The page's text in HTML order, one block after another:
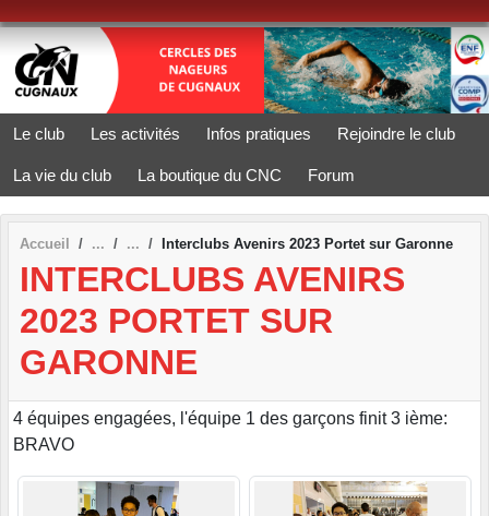
Le club Les activités Infos pratiques Rejoindre le club
La vie du club La boutique du CNC Forum
Accueil Interclubs Avenirs 2023 Portet sur Garonne
INTERCLUBS AVENIRS
2023 PORTET SUR
GARONNE
4 équipes engagées, l'équipe 1 des garçons finit 3 ième:
BRAVO